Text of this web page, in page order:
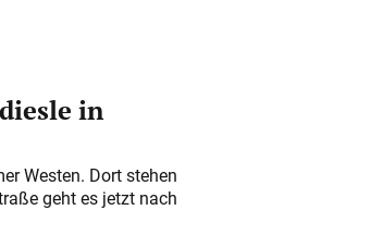
in
Westen. Dort stehen
geht es jetzt nach